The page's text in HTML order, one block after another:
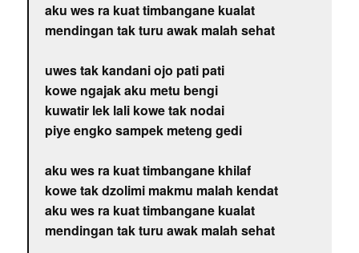
aku wes ra kuat timbangane kualat
mendingan tak turu awak malah sehat
uwes tak kandani ojo pati pati
kowe ngajak aku metu bengi
kuwatir lek lali kowe tak nodai
piye engko sampek meteng gedi
aku wes ra kuat timbangane khilaf
kowe tak dzolimi makmu malah kendat
aku wes ra kuat timbangane kualat
mendingan tak turu awak malah sehat